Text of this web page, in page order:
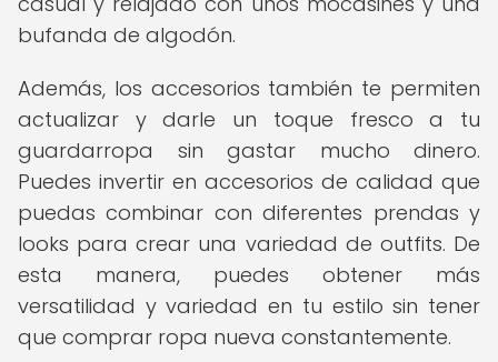
bufanda de algodón.
Además, los accesorios también te permiten
actualizar y darle un toque fresco a tu
guardarropa sin gastar mucho dinero.
Puedes invertir en accesorios de calidad que
puedas combinar con diferentes prendas y
looks para crear una variedad de outfits. De
esta manera, puedes obtener más
versatilidad y variedad en tu estilo sin tener
que comprar ropa nueva constantemente.